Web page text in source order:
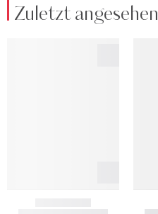
Zuletzt angesehen